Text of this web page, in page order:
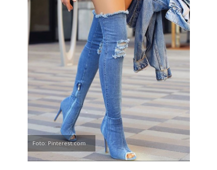
Foto: Pinterest.com